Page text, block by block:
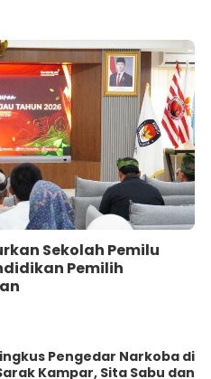
Sekolah Pemilu
Pemilih
Pengedar Narkoba di
Kampar, Sita Sabu dan